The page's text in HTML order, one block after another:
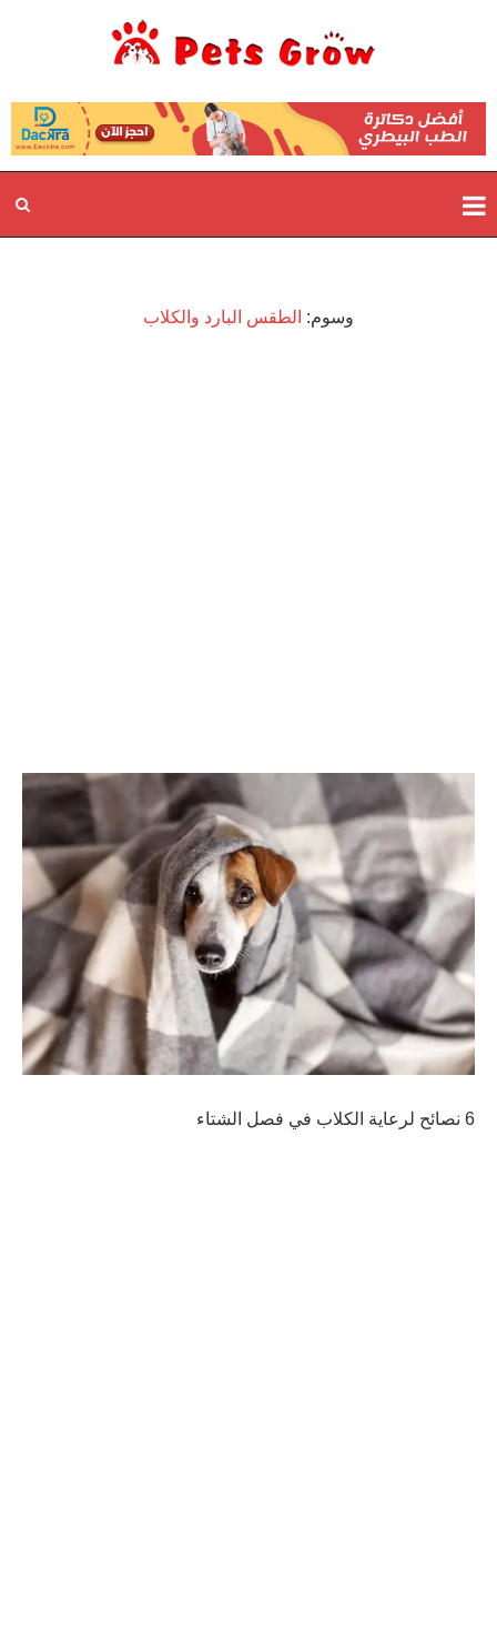
وسوم: الطقس البارد والكلاب
6 نصائح لرعاية الكلاب في فصل الشتاء